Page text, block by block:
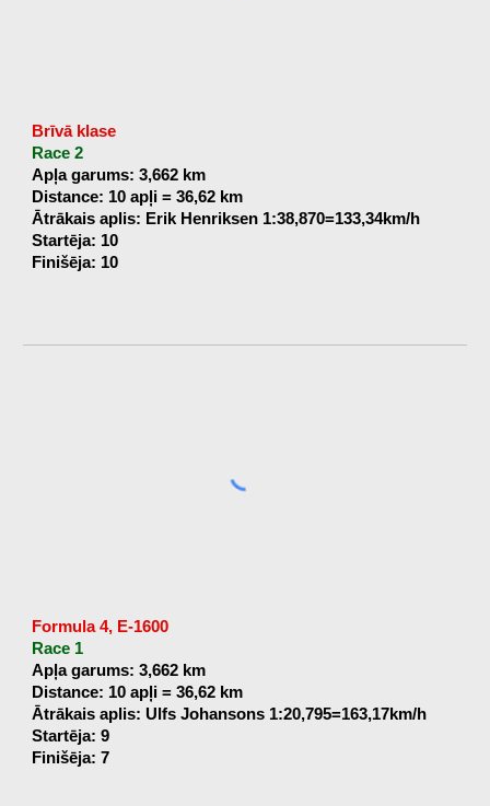
Brīvā klase
Race 2
Apļa garums: 3,662 km
Distance: 10 apļi = 36,62 km
Ātrākais aplis: Erik Henriksen 1:38,870=133,34km/h
Startēja: 10
Finišēja: 10
Formula 4, E-1600
Race 1
Apļa garums: 3,662 km
Distance: 10 apļi = 36,62 km
Ātrākais aplis: Ulfs Johansons 1:20,795=163,17km/h
Startēja: 9
Finišēja: 7